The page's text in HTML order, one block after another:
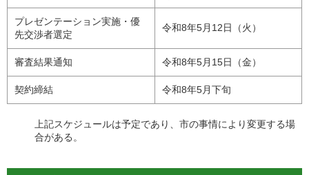
プレゼンテーション実施・優
先交渉者選定
令和8年5月12日（火）
審査結果通知 令和8年5月15日（金）
契約締結 令和8年5月下旬
上記スケジュールは予定であり、市の事情により変更する場
合がある。